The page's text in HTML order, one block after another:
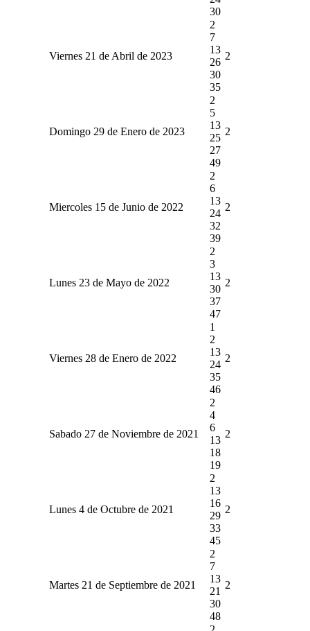
30
Viernes 21 de Abril de 2023
2
7
13
26
30
35
2
Domingo 29 de Enero de 2023
2
5
13
25
27
49
2
Miercoles 15 de Junio de 2022
2
6
13
24
32
39
2
Lunes 23 de Mayo de 2022
2
3
13
30
37
47
2
Viernes 28 de Enero de 2022
1
2
13
24
35
46
2
Sabado 27 de Noviembre de 2021
2
4
6
13
18
19
2
Lunes 4 de Octubre de 2021
2
13
16
29
33
45
2
Martes 21 de Septiembre de 2021
2
7
13
21
30
48
2